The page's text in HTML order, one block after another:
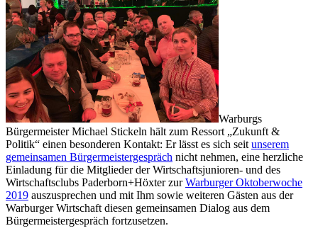
Warburgs
Bürgermeister Michael Stickeln hält zum Ressort „Zukunft &
Politik“ einen besonderen Kontakt: Er lässt es sich seit unserem
gemeinsamen Bürgermeistergespräch nicht nehmen, eine herzliche
Einladung für die Mitglieder der Wirtschaftsjunioren- und des
Wirtschaftsclubs Paderborn+Höxter zurWarburger Oktoberwoche
2019 auszusprechen und mit Ihm sowie weiteren Gästen aus der
Warburger Wirtschaft diesen gemeinsamen Dialog aus dem
Bürgermeistergespräch fortzusetzen.